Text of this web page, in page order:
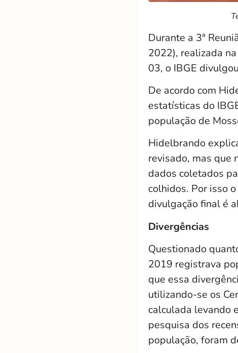
Durante a 3ª
2022), realizada
03, o IBGE
De acordo com
estatísticas do
população de
Hidelbrando
revisado, mas que
dados coletados
colhidos. Por isso
divulgação final é
Divergências
Questionado
2019 registrava
que essa
utilizando-se os
calculada levando
pesquisa dos
população, foram